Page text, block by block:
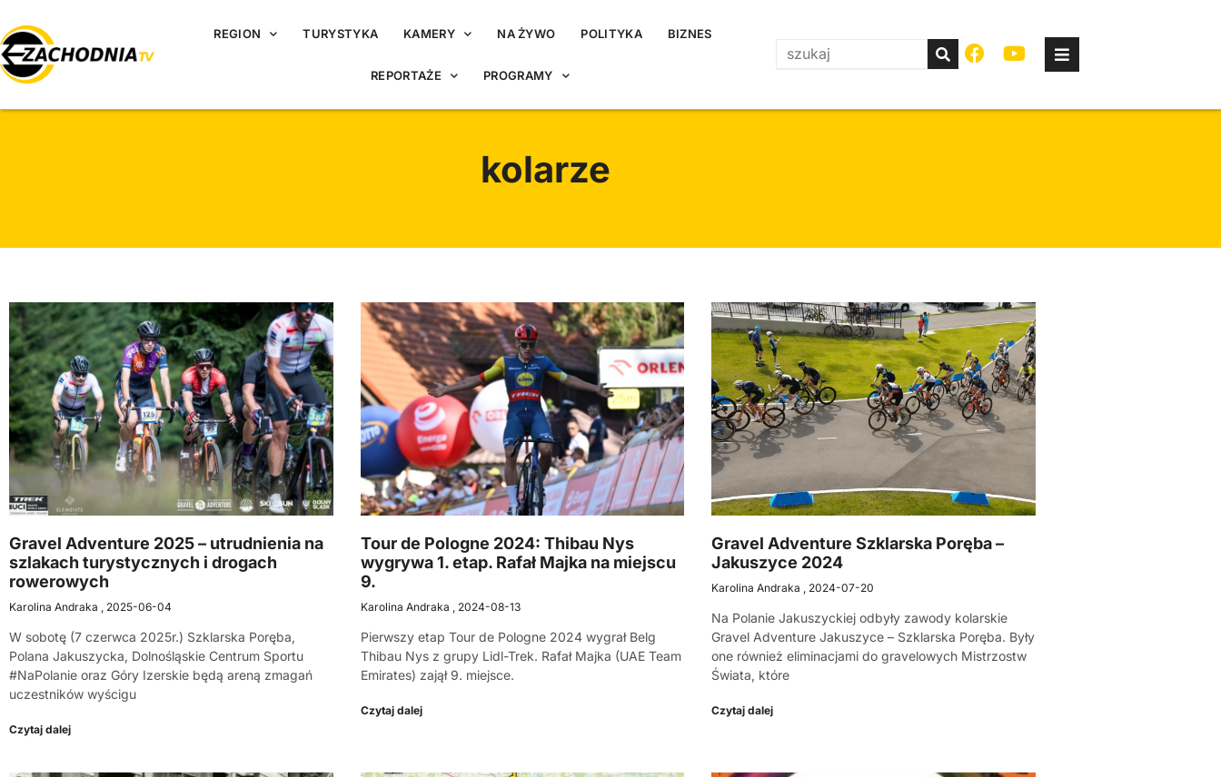
REGION TURYSTYKA KAMERY NA ŻYWO POLITYKA BIZNES
REPORTAŻE PROGRAMY
kolarze
Gravel Adventure 2025 – utrudnienia na
szlakach turystycznych i drogach
rowerowych
Karolina Andraka 2025-06-04
W sobotę (7 czerwca 2025r.) Szklarska Poręba,
Polana Jakuszycka, Dolnośląskie Centrum Sportu
#NaPolanie oraz Góry Izerskie będą areną zmagań
uczestników wyścigu
Czytaj dalej
Tour de Pologne 2024: Thibau Nys
wygrywa 1. etap. Rafał Majka na miejscu
9.
Karolina Andraka 2024-08-13
Pierwszy etap Tour de Pologne 2024 wygrał Belg
Thibau Nys z grupy Lidl-Trek. Rafał Majka (UAE Team
Emirates) zajął 9. miejsce.
Czytaj dalej
Gravel Adventure Szklarska Poręba –
Jakuszyce 2024
Karolina Andraka 2024-07-20
Na Polanie Jakuszyckiej odbyły zawody kolarskie
Gravel Adventure Jakuszyce – Szklarska Poręba. Były
one również eliminacjami do gravelowych Mistrzostw
Świata, które
Czytaj dalej